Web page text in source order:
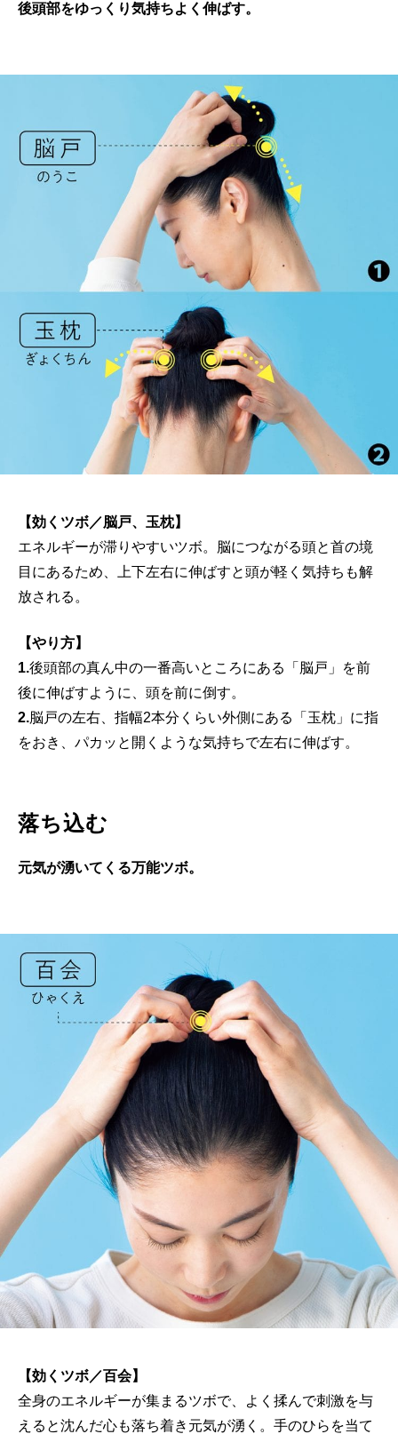
後頭部をゆっくり気持ちよく伸ばす。
【効くツボ／脳戸、玉枕】
エネルギーが滞りやすいツボ。脳につながる頭と首の境
目にあるため、上下左右に伸ばすと頭が軽く気持ちも解
放される。
【やり方】
1.後頭部の真ん中の一番高いところにある「脳戸」を前
後に伸ばすように、頭を前に倒す。
2.脳戸の左右、指幅2本分くらい外側にある「玉枕」に指
をおき、パカッと開くような気持ちで左右に伸ばす。
落ち込む
元気が湧いてくる万能ツボ。
【効くツボ／百会】
全身のエネルギーが集まるツボで、よく揉んで刺激を与
えると沈んだ心も落ち着き元気が湧く。手のひらを当て